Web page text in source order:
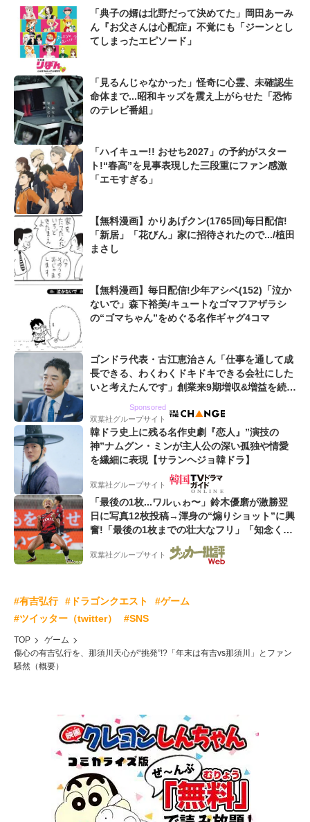
「典子の婿は北野だって決めてた」岡田あーみ
ん『お父さんは心配症』不覚にも「ジーンとし
てしまったエピソード」
「見るんじゃなかった」怪奇に心霊、未確認生
命体まで...昭和キッズを震え上がらせた「恐怖
のテレビ番組」
「ハイキュー!! おせち2027」の予約がスター
ト!“春高”を見事表現した三段重にファン感激
「エモすぎる」
【無料漫画】かりあげクン(1765回)毎日配信!
「新居」「花びん」家に招待されたので.../植田
まさし
【無料漫画】毎日配信!少年アシベ(152)「泣か
ないで」森下裕美/キュートなゴマフアザラシ
の“ゴマちゃん”をめぐる名作ギャグ4コマ
ゴンドラ代表・古江恵治さん「仕事を通して成
長できる、わくわくドキドキできる会社にした
いと考えたんです」創業来9期増収&増益を続け
Sponsored
双葉社グループサイト
韓ドラ史上に残る名作史劇『恋人』”演技の
神”ナムグン・ミンが主人公の深い孤独や情愛
を繊細に表現【サランヘジョ韓ドラ】
双葉社グループサイト
「最後の1枚...ワルぃゎ〜」鈴木優磨が激勝翌
日に写真12枚投稿→渾身の“煽りショット”に興
奮!「最後の1枚までの壮大なフリ」「知念くん
のことどんだけ好きなんよw」
双葉社グループサイト
#有吉弘行 #ドラゴンクエスト
#ゲーム
#ツイッター（twitter）
#SNS
TOP
ゲーム
傷心の有吉弘行を、那須川天心が“挑発”!?「年末は有吉vs那須川」とファン
騒然（概要）